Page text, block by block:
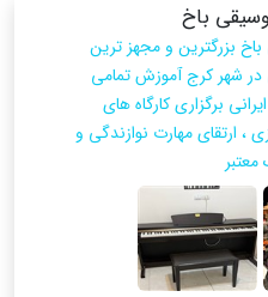
باخ
بزرگترین و مجهز ترین
در شهر کرج آموزش تمامی
برگزاری کارگاه های
ارتقای مهارت نوازندگی و
معتبر